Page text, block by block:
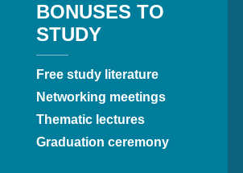
BONUSES TO
STUDY
Free study literature
Networking meetings
Thematic lectures
Graduation ceremony